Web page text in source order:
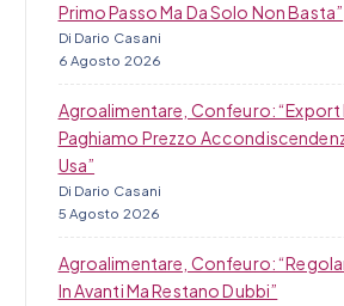
Primo Passo Ma Da Solo Non Basta”
Di Dario Casani
6 Agosto 2026
Agroalimentare, Confeuro: “Export
Paghiamo Prezzo
Usa”
Di Dario Casani
5 Agosto 2026
Agroalimentare, Confeuro:
In Avanti Ma Restano Dubbi”